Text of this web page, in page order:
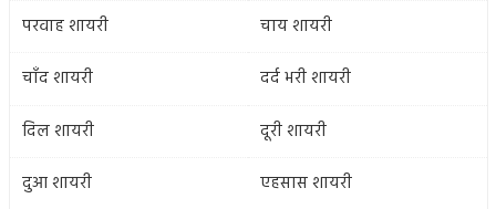
परवाह शायरी
चाय शायरी
चाँद शायरी
दर्द भरी शायरी
दिल शायरी
दूरी शायरी
दुआ शायरी
एहसास शायरी